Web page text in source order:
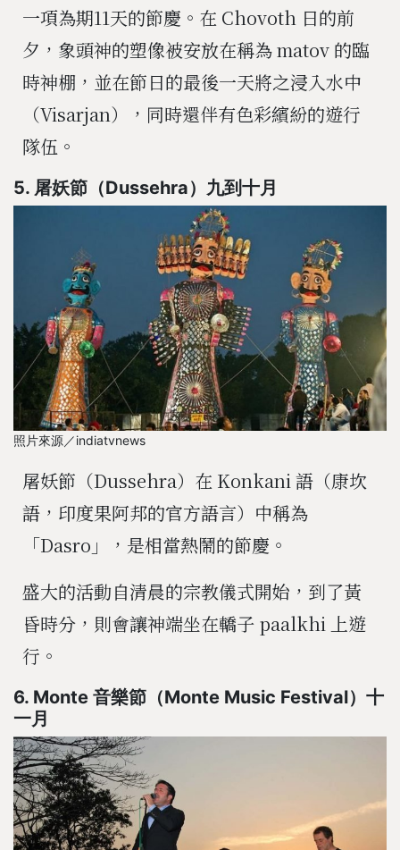
一項為期11天的節慶。在 Chovoth 日的前
夕，象頭神的塑像被安放在稱為 matov 的臨
時神棚，並在節日的最後一天將之浸入水中
（Visarjan），同時還伴有色彩繽紛的遊行
隊伍。
5. 屠妖節（Dussehra）九到十月
照片來源／indiatvnews
屠妖節（Dussehra）在 Konkani 語（康坎
語，印度果阿邦的官方語言）中稱為
「Dasro」，是相當熱鬧的節慶。
盛大的活動自清晨的宗教儀式開始，到了黃
昏時分，則會讓神端坐在轎子 paalkhi 上遊
行。
6. Monte 音樂節（Monte Music Festival）十
一月